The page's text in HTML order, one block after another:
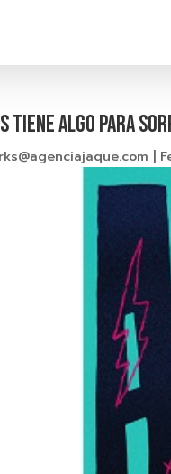
TIENE ALGO PARA
|